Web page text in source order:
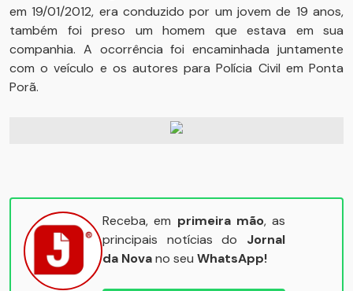
em 19/01/2012, era conduzido por um jovem de 19 anos,
também foi preso um homem que estava em sua
companhia. A ocorrência foi encaminhada juntamente
com o veículo e os autores para Polícia Civil em Ponta
Porã.
Receba, em primeira mão, as
principais notícias do Jornal
da Novano seu WhatsApp!